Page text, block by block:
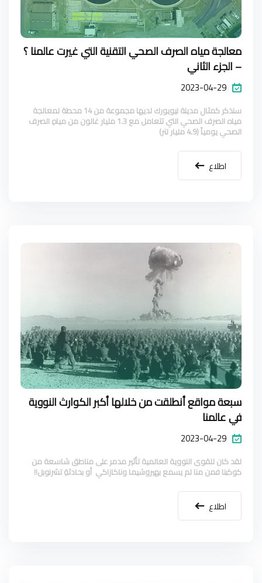
معالجة مياه الصرف الصحي التقنية التي غيرت عالمنا ؟
– الجزء الثاني
2023-04-29
سنذكر كمثال مدينة نيويورك لديها مجموعة من 14 محطة لمعالجة
مياه الصرف الصحي التي تتعامل مع 1.3 مليار غالون من مياهِ الصرف
الصحي يومياً (4.9 مليار لتر)
اطلاع
سبعة مواقع أنطلقت من خلالها أكبر الكوارث النووية
في عالمنا
2023-04-29
لقد كان للقوى النووية العالمية تأثير مدمر على مناطق شاسعة من
كوكبنا فمن منا لم يسمع بهيروشيما وناكازاكي أو بحادثةِ تشرنوبل!!
اطلاع